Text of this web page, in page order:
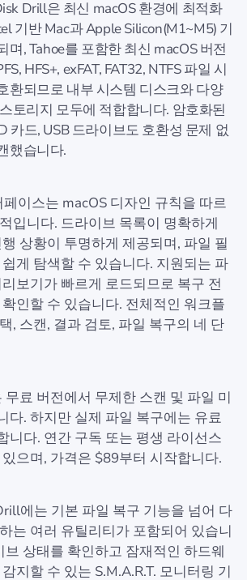
Drill은 최신 macOS 환경에 최적화
기반 Mac과 Apple Silicon(M1~M5) 기
며, Tahoe를 포함한 최신 macOS 버전
HFS+, exFAT, FAT32, NTFS 파일 시
환되므로 내부 시스템 디스크와 다양
토리지 모두에 적합합니다. 암호화된
카드, USB 드라이브도 호환성 문제 없
했습니다.
페이스는 macOS 디자인 규칙을 따르
입니다. 드라이브 목록이 명확하게
상황이 투명하게 제공되며, 파일 필
게 탐색할 수 있습니다. 지원되는 파
보기가 빠르게 로드되므로 복구 전
인할 수 있습니다. 전체적인 워크플
, 스캔, 결과 검토, 파일 복구의 네 단
료 버전에서 무제한 스캔 및 파일 미
다. 하지만 실제 파일 복구에는 유료
니다. 연간 구독 또는 평생 라이선스
으며, 가격은 $89부터 시작합니다.
에는 기본 파일 복구 기능을 넘어 다
는 여러 유틸리티가 포함되어 있습니
브 상태를 확인하고 잠재적인 하드웨
지할 수 있는 S.M.A.R.T. 모니터링 기